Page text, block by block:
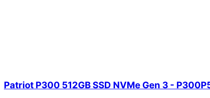
Patriot P300 512GB SSD NVMe Gen 3 -